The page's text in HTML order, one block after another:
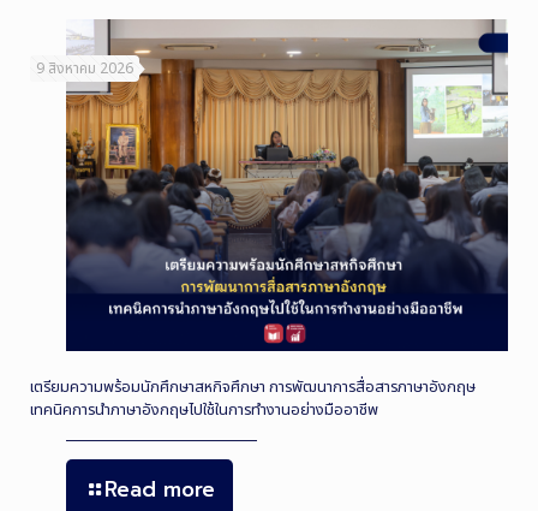
9 สิงหาคม 2026
เตรียมความพร้อมนักศึกษาสหกิจศึกษา การพัฒนาการสื่อสารภาษาอังกฤษ
เทคนิคการนำภาษาอังกฤษไปใช้ในการทำงานอย่างมืออาชีพ
Read more